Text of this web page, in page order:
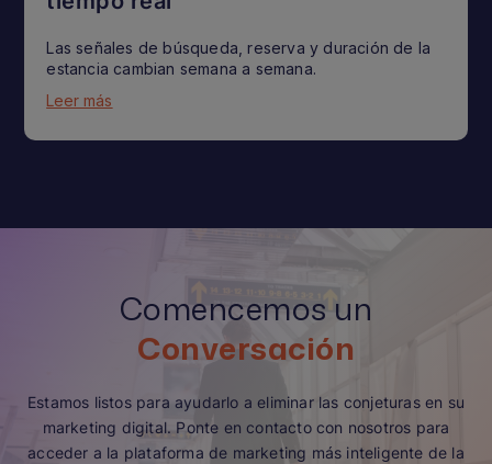
Las señales de búsqueda, reserva y duración de la
estancia cambian semana a semana.
Leer más
Comencemos un
Conversación
Estamos listos para ayudarlo a eliminar las conjeturas en su
marketing digital. Ponte en contacto con nosotros para
acceder a la plataforma de marketing más inteligente de la